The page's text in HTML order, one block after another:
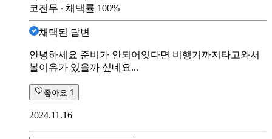
코전무 ∙ 채택률 100%
채택된 답변
안녕하세요 준비가 안되어잇다면 비행기까지타고와서
볼이유가 있을까 싶네요...
좋아요 1
2024.11.16